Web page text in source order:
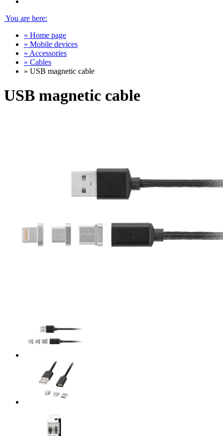
You are here:
» Home page
» Mobile devices
» Accessories
» Cables
» USB magnetic cable
USB magnetic cable